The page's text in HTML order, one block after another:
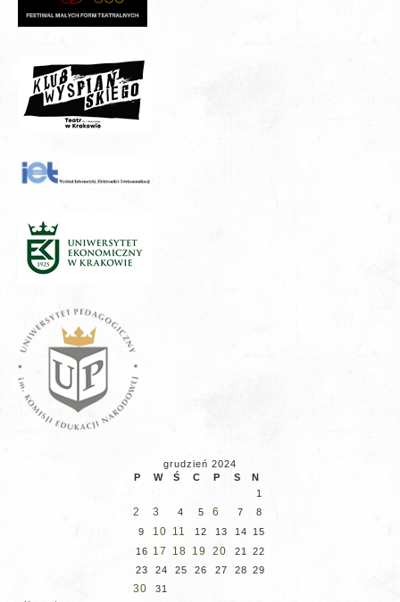
grudzień 2024
P
W Ś C P S
N
1
2 3 4 5 6 7
8
9
10 11 12 13 14
15
16 17 18 19 20 21
22
23
24 25 26 27 28 29
30 31